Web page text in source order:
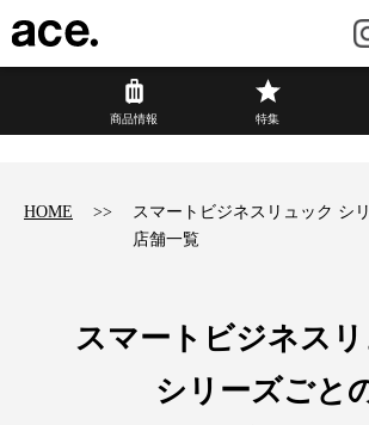
商品情報
トラベル・
カジュアル
特集
商品情報 特集
HOME
スマートビジネスリュック シ
店舗一覧
スマートビジネス
シリーズごと